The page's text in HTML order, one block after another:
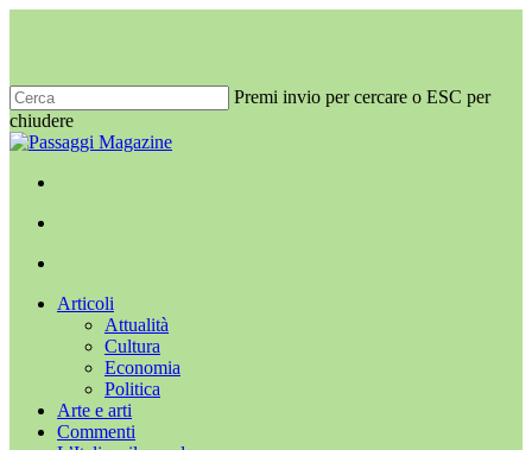
principale
Premi invio per cercare o ESC per
chiudere
Chiudi
Menu
cerca
Menu
Articoli
Attualità
Cultura
Economia
Politica
Arte e arti
Commenti